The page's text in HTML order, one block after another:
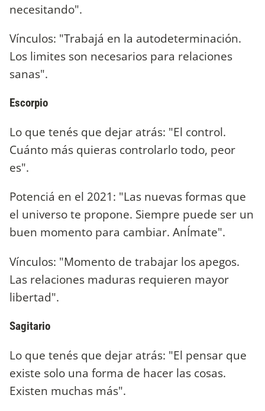
necesitando".
Vínculos: "Trabajá en la autodeterminación.
Los limites son necesarios para relaciones
sanas".
Escorpio
Lo que tenés que dejar atrás: "El control.
Cuánto más quieras controlarlo todo, peor
es".
Potenciá en el 2021: "Las nuevas formas que
el universo te propone. Siempre puede ser un
buen momento para cambiar. AnÍmate".
Vínculos: "Momento de trabajar los apegos.
Las relaciones maduras requieren mayor
libertad".
Sagitario
Lo que tenés que dejar atrás: "El pensar que
existe solo una forma de hacer las cosas.
Existen muchas más".